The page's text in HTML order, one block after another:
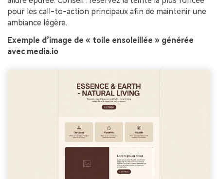
pour les call-to-action principaux afin de maintenir une
ambiance légère.
Exemple d’image de « toile ensoleillée » générée
avec media.io